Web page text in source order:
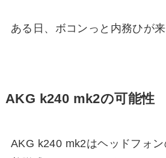
ある日、ボコンっと内務ひが
AKG k240 mk2の可能性
AKG k240 mk2はヘッドフォ